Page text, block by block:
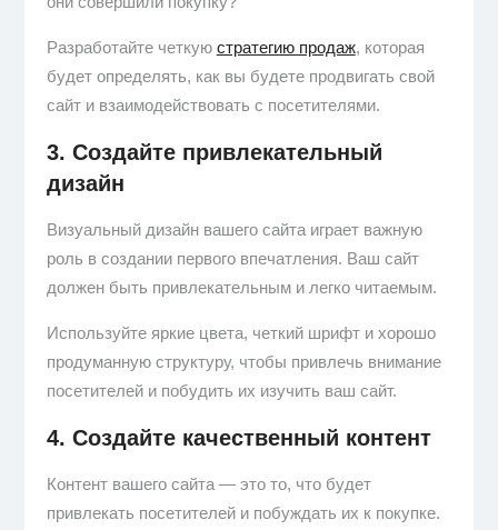
Разработайте четкую стратегию продаж, которая
будет определять, как вы будете продвигать свой
сайт и взаимодействовать с посетителями.
3. Создайте привлекательный
дизайн
Визуальный дизайн вашего сайта играет важную
роль в создании первого впечатления. Ваш сайт
должен быть привлекательным и легко читаемым.
Используйте яркие цвета, четкий шрифт и хорошо
продуманную структуру, чтобы привлечь внимание
посетителей и побудить их изучить ваш сайт.
4. Создайте качественный контент
Контент вашего сайта — это то, что будет
привлекать посетителей и побуждать их к покупке.